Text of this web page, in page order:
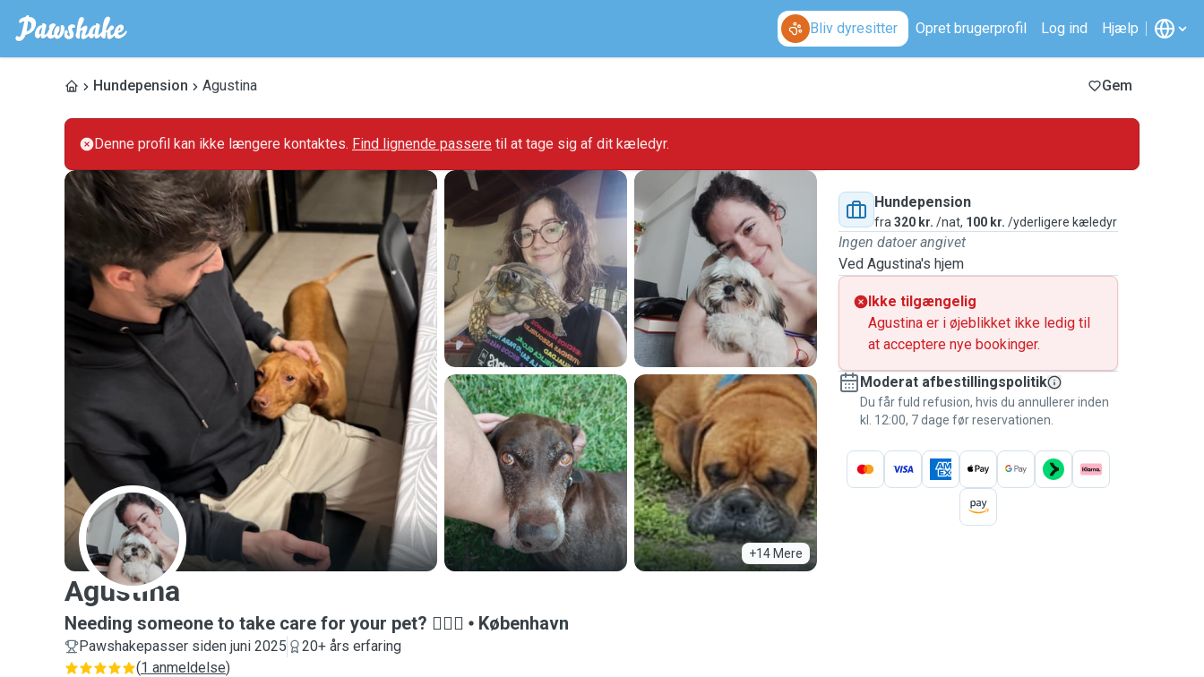
Bliv dyresitter Opret brugerprofil Log ind Hjælp
Hundepension Agustina Gem
Denne profil kan ikke længere kontaktes. Find lignende passere til at tage sig af dit kæledyr.
+14 Mere
A
Agustina
Needing someone to take care for your pet? 🙋🏻‍♀️ København
Pawshakepasser siden juni 2025
20+ års erfaring
(1 anmeldelse)
Hundepension
fra 320 kr. /nat, 100 kr. /yderligere kæledyr
Ingen datoer angivet
Ved Agustina's hjem
Ikke tilgængelig
Agustina er i øjeblikket ikke ledig til
at acceptere nye bookinger.
Moderat afbestillingspolitik
Du får fuld refusion, hvis du annullerer inden
kl. 12:00, 7 dage før reservationen.